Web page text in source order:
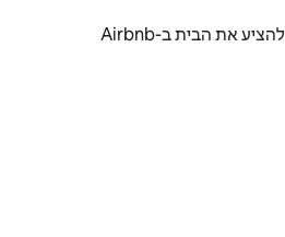
להציע את הבית ב-Airbnb